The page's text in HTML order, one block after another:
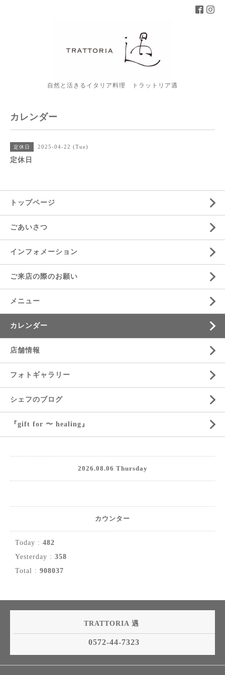
自然と活きるイタリア料理 トラットリア遇
カレンダー
定休日 2025-04-22 (Tue)
定休日
トップページ
ごあいさつ
インフォメーション
ご来店の際のお願い
メニュー
カレンダー
店舗情報
フォトギャラリー
シェフのブログ
『gift for 〜 healing』
2026.08.06 Thursday
カウンター
Today : 482
Yesterday : 358
Total : 908037
TRATTORIA 遇
0572-44-7323